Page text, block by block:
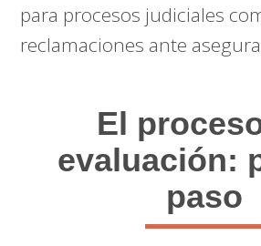
para procesos judiciales
reclamaciones ante
El
evaluación:
paso